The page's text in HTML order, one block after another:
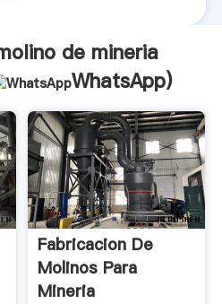
de mineria
WhatsApp)
Fabricacion De
Molinos Para
Mineria